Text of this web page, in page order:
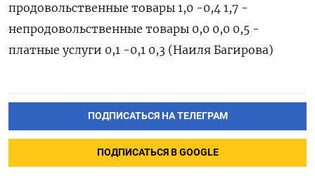
продовольственные товары 1,0 -0,4 1,7 -
непродовольственные товары 0,0 0,0 0,5 -
платные услуги 0,1 -0,1 0,3 (Наиля Багирова)
ПОДПИСАТЬСЯ НА ТЕЛЕГРАМ
ПОДПИСАТЬСЯ В GOOGLE